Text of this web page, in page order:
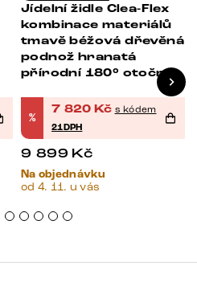
Jídelní židle Clea-Flex
kombinace materiálů
tmavě béžová dřevěná
podnož hranatá
přírodní 180° otočná
%
7 820 Kč s kódem
21DPH
9 899 Kč
Na objednávku
od 4. 11. u vás